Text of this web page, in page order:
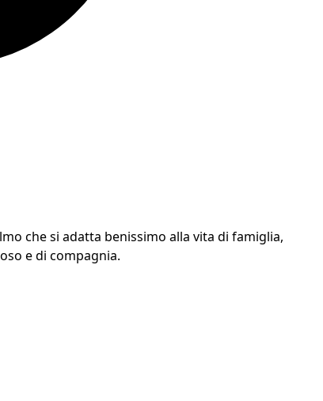
che si adatta benissimo alla vita di famiglia,
e di compagnia.